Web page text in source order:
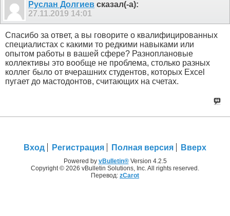
Руслан Долгиев сказал(-а):
27.11.2019 14:01
Спасибо за ответ, а вы говорите о квалифицированных
специалистах с какими то редкими навыками или
опытом работы в вашей сфере? Разноплановые
коллективы это вообще не проблема, столько разных
коллег было от вчерашних студентов, которых Excel
пугает до мастодонтов, считающих на счетах.
Вход Регистрация Полная версия Вверх
Powered by vBulletin®Version 4.2.5
Copyright © 2026 vBulletin Solutions, Inc. All rights reserved.
Перевод: zCarot